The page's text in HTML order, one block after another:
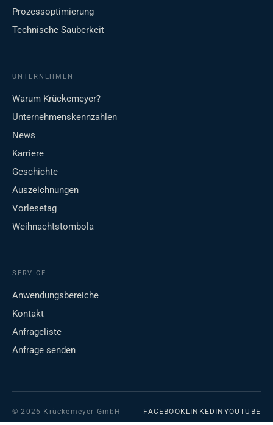
Prozessoptimierung
Technische Sauberkeit
UNTERNEHMEN
Warum Krückemeyer?
Unternehmenskennzahlen
News
Karriere
Geschichte
Auszeichnungen
Vorlesetag
Weihnachtstombola
SERVICE
Anwendungsbereiche
Kontakt
Anfrageliste
Anfrage senden
© 2026 Krückemeyer GmbH FACEBOOK LINKEDIN YOUTUBE